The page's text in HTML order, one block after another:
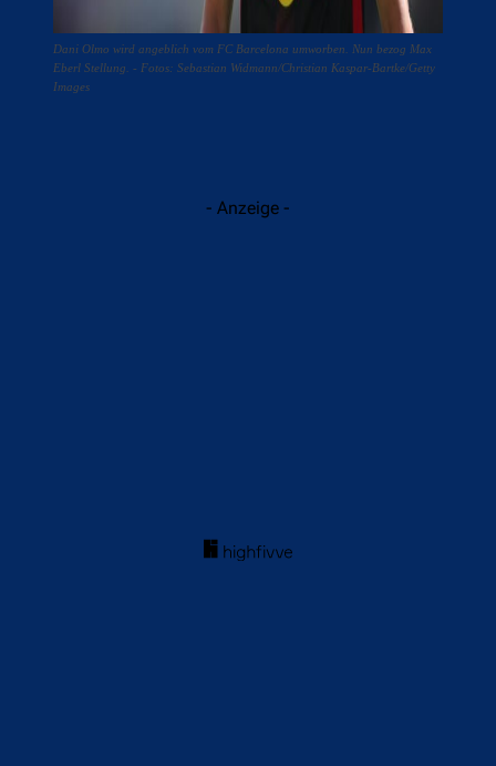
Dani Olmo wird angeblich vom FC Barcelona umworben. Nun bezog Max
Eberl Stellung. - Fotos: Sebastian Widmann/Christian Kaspar-Bartke/Getty
Images
- Anzeige -